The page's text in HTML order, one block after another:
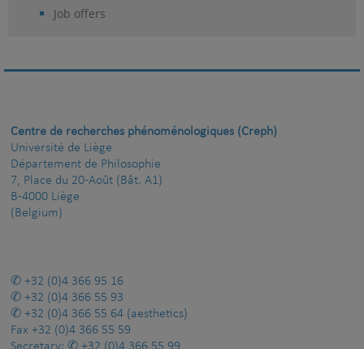
Job offers
Centre de recherches phénoménologiques (Creph)
Université de Liège
Département de Philosophie
7, Place du 20-Août (Bât. A1)
B-4000 Liège
(Belgium)
+32 (0)4 366 95 16
+32 (0)4 366 55 93
+32 (0)4 366 55 64 (aesthetics)
Fax +32 (0)4 366 55 59